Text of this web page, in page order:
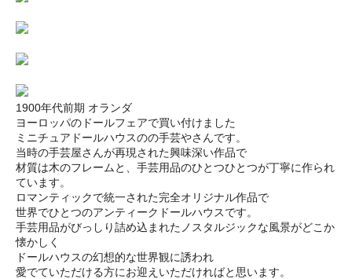
1900年代前期 オランダ
ヨーロッパのドールフェアで買い付けました
ミニチュアドールハウスのの手芸やさんです。
当時の手芸屋さんが再現された興味深い作品で
材質は木のフレームと、手芸用品のひとつひとつが丁寧に作られ
ています。
ロマンティックで統一された完全オリジナル作品で
世界でひとつのアンティークドールハウスです。
手芸用品がびっしり詰め込まれたノスタルジックな風景がどこか
懐かしく
ドールハウスの幻想的な世界観に誘われ
愛でていただける方にお迎えいただければと思います。